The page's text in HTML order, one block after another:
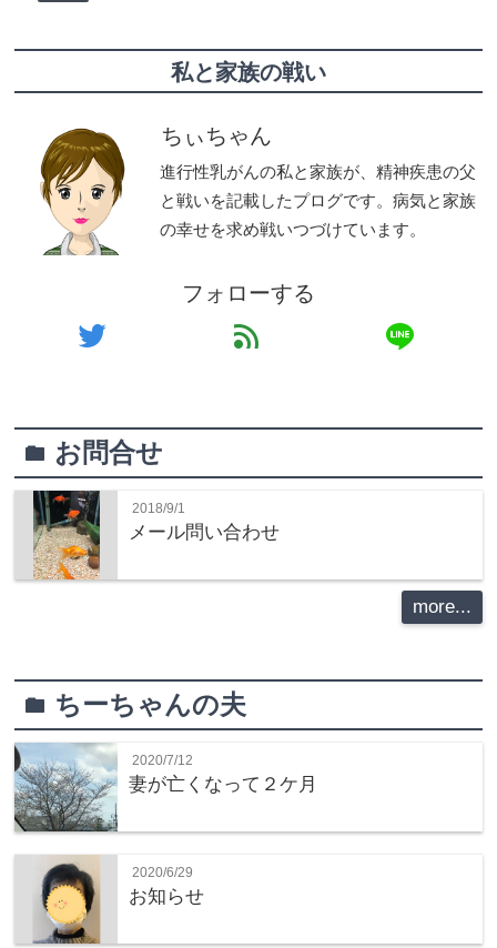
私と家族の戦い
ちぃちゃん
進行性乳がんの私と家族が、精神疾患の父
と戦いを記載したプログです。病気と家族
の幸せを求め戦いつづけています。
フォローする
twitter feed line
folder お問合せ
2018/9/1
メール問い合わせ
more...
folder ちーちゃんの夫
2020/7/12
妻が亡くなって２ケ月
2020/6/29
お知らせ